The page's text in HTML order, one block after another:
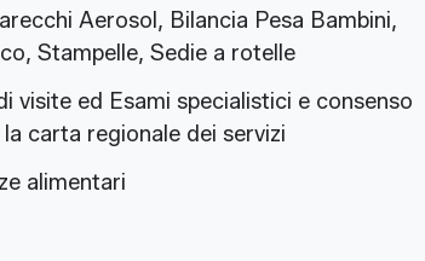
Aerosol, Bilancia Pesa Bambini,
Stampelle, Sedie a rotelle
visite ed Esami specialistici e consenso
carta regionale dei servizi
alimentari